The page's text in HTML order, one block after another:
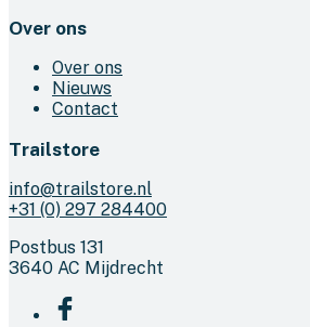
Over ons
Over ons
Nieuws
Contact
Trailstore
info@trailstore.nl
+31 (0) 297 284400
Postbus 131
3640 AC Mijdrecht